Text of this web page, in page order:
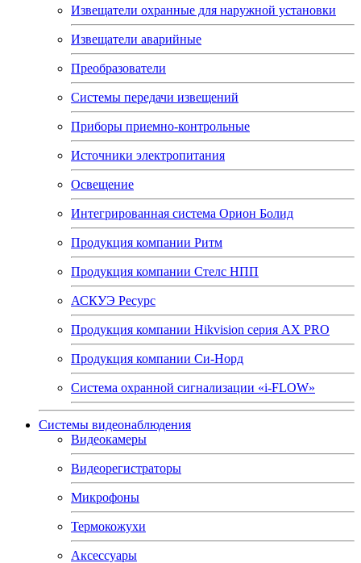
Извещатели охранные для наружной установки
Извещатели аварийные
Преобразователи
Системы передачи извещений
Приборы приемно-контрольные
Источники электропитания
Освещение
Интегрированная система Орион Болид
Продукция компании Ритм
Продукция компании Стелс НПП
АСКУЭ Ресурс
Продукция компании Hikvision серия AX PRO
Продукция компании Си-Норд
Система охранной сигнализации «i-FLOW»
Системы видеонаблюдения
Видеокамеры
Видеорегистраторы
Микрофоны
Термокожухи
Аксессуары